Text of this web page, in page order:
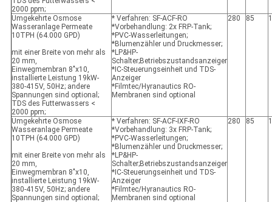
2000 ppm;
Umgekehrte Osmose
Wasseranlage Permeate
10TPH (64.000 GPD)
mit einer Breite von mehr als
20 mm,
Einwegmembran 8"x10,
installierte Leistung 19kW-
380-415V, 50Hz; andere
Spannungen sind optional;
TDS des Futterwassers <
2000 ppm;
* Verfahren: SF-ACF-RO
*Vorbehandlung: 2x FRP-Tank;
*PVC-Wasserleitungen;
*Blumenzähler und Druckmesser;
*LP&HP-
Schalter;Betriebszustandsanzeiger
*IC-Steuerungseinheit und TDS-
Anzeiger
*Filmtec/Hyranautics RO-
Membranen sind optional
280 85
Umgekehrte Osmose
Wasseranlage Permeate
10TPH (64.000 GPD)
mit einer Breite von mehr als
20 mm,
Einwegmembran 8"x10,
installierte Leistung 19kW-
380-415V, 50Hz; andere
Spannungen sind optional;
* Verfahren: SF-ACF-IXF-RO
*Vorbehandlung: 3x FRP-Tank;
*PVC-Wasserleitungen;
*Blumenzähler und Druckmesser;
*LP&HP-
Schalter;Betriebszustandsanzeiger
*IC-Steuerungseinheit und TDS-
Anzeiger
*Filmtec/Hyranautics RO-
Membranen sind optional
280 85